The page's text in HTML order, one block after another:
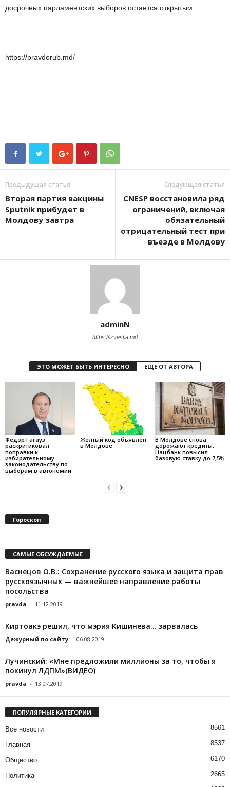
досрочных парламентских выборов остается открытым.
https://pravdorub.md/
Предыдущая статья
Вторая партия вакцины
Sputnik прибудет в
Молдову завтра
Следующая статья
CNESP восстановила ряд
ограничений, включая
обязательный
отрицательный тест при
въезде в Молдову
adminN
https://izvestia.md
ЭТО МОЖЕТ БЫТЬ ИНТЕРЕСНО ЕЩЕ ОТ АВТОРА
Федор Гагауз
раскритиковал
поправки к
избирательному
законодательству по
выборам в автономии
Желтый код объявлен
в Молдове
В Молдове снова
дорожают кредиты.
Нацбанк повысил
базовую ставку до 7,5%
Гороскоп
САМЫЕ ОБСУЖДАЕМЫЕ
Васнецов О.В.: Сохранение русского языка и защита прав
русскоязычных — важнейшее направление работы
посольства
pravda - 11.12.2019
Киртоакэ решил, что мэрия Кишинева… зарвалась
Дежурный по сайту - 06.08.2019
Лучинский: «Мне предложили миллионы за то, чтобы я
покинул ЛДПМ»(ВИДЕО)
pravda - 13.07.2019
ПОПУЛЯРНЫЕ КАТЕГОРИИ
Все новости 8561
Главная 8537
Общество 6170
Политика 2665